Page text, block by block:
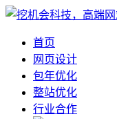
首页
网页设计
包年优化
整站优化
行业合作